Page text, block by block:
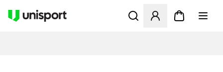
Åbner en Modal til at